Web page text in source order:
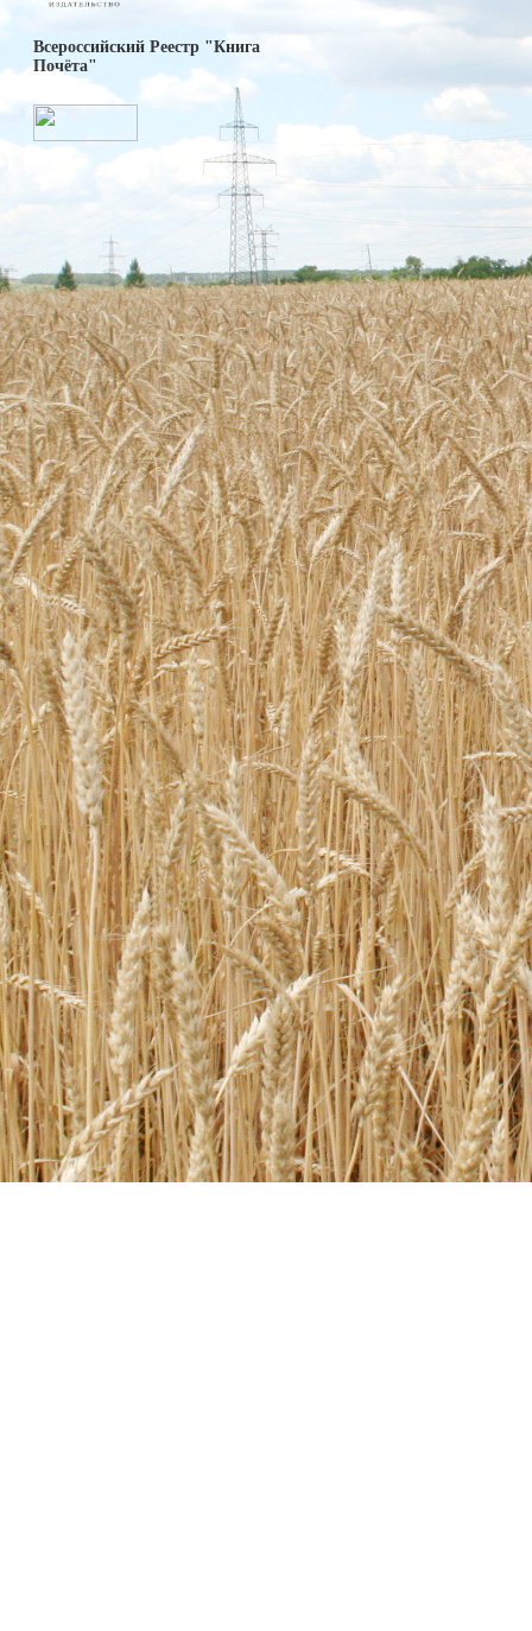
Всероссийский Реестр "Книга
Почёта"